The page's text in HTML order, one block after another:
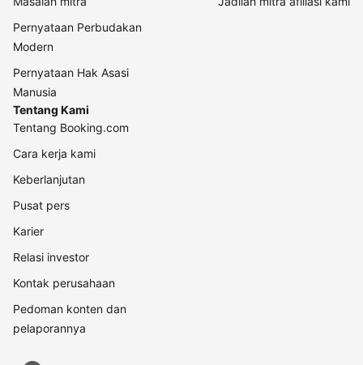
Pernyataan Perbudakan
Modern
Pernyataan Hak Asasi
Manusia
Tentang Kami
Tentang Booking.com
Cara kerja kami
Keberlanjutan
Pusat pers
Karier
Relasi investor
Kontak perusahaan
Pedoman konten dan
pelaporannya